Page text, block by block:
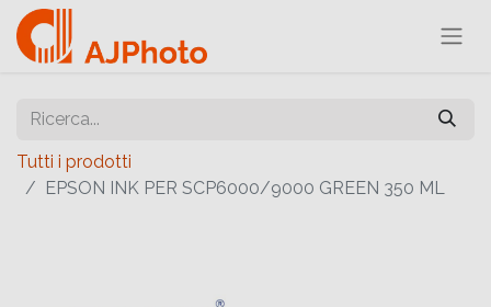
Tutti i prodotti
EPSON INK PER SCP6000/9000 GREEN 350 ML